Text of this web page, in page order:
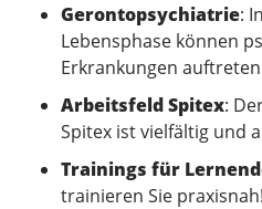
Gerontopsychiatrie:
Lebensphase können
Erkrankungen
Arbeitsfeld Spitex:
Spitex ist vielfältig und
Trainings für
trainieren Sie praxisnah!